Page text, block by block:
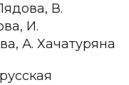
В.
И.
А. Хачатуряна